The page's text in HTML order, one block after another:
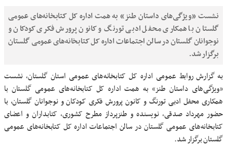
نشست «ویژگی‌های داستان طنز» به همت اداره کل کتابخانه‌های عمومی
گلستان با همکاری محفل ادبی تورنگ و کانون پرورش فکری کودکان و
نوجوانان گلستان در سالن اجتماعات اداره کل کتابخانه‌های عمومی گلستان
برگزار شد.
به گزارش روابط عمومی اداره کل کتابخانه‌های عمومی استان گلستان، نشست
«ویژگی‌های داستان طنز» به همت اداره کل کتابخانه‌های عمومی گلستان با
همکاری محفل ادبی تورنگ و کانون پرورش فکری کودکان و نوجوانان گلستان، با
حضور مهرداد صدقی، نویسنده و طنزپرداز مطرح کشوری، کتابداران و اعضای
کتابخانه‌های عمومی گلستان در سالن اجتماعات اداره کل کتابخانه‌های عمومی
گلستان برگزار شد.